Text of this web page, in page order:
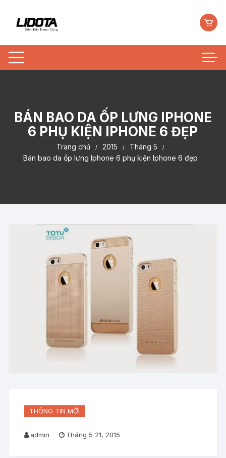
BÁN BAO DA ỐP LƯNG IPHONE
6 PHỤ KIỆN IPHONE 6 ĐẸP
Trang chủ 2015
Tháng 5
Bán bao da ốp lưng Iphone 6 phụ kiện Iphone 6 đẹp
THÔNG TIN MỚI
admin Tháng 5 21, 2015